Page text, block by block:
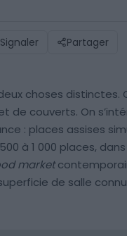
Signaler Partager
choses distinctes.
de couverts. On
: places assises
à 1 000 places,
market
de salle